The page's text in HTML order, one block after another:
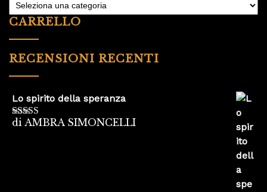
CARRELLO
RECENSIONI RECENTI
Lo spirito della speranza
Valutato5su
di AMBRA SIMONCELLI